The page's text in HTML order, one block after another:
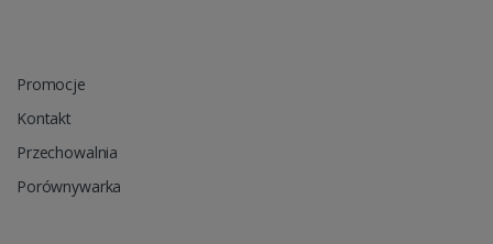
Promocje
Kontakt
Przechowalnia
Porównywarka